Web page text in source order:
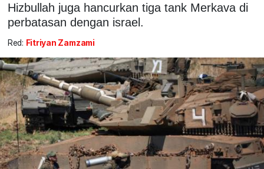
Hizbullah juga hancurkan tiga tank Merkava di
perbatasan dengan israel.
Red: Fitriyan Zamzami